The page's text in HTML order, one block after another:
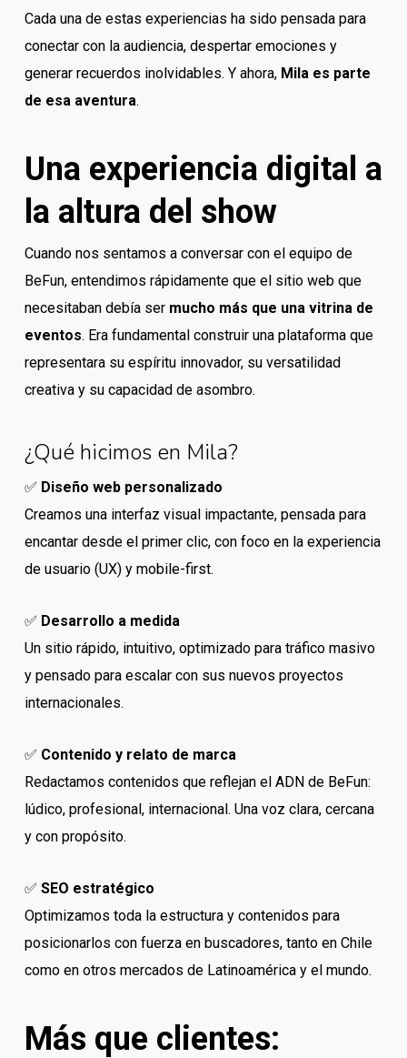
Cada una de estas experiencias ha sido pensada para
conectar con la audiencia, despertar emociones y
generar recuerdos inolvidables. Y ahora, Mila es parte
de esa aventura.
Una experiencia digital a
la altura del show
Cuando nos sentamos a conversar con el equipo de
BeFun, entendimos rápidamente que el sitio web que
necesitaban debía ser mucho más que una vitrina de
eventos. Era fundamental construir una plataforma que
representara su espíritu innovador, su versatilidad
creativa y su capacidad de asombro.
¿Qué hicimos en Mila?
✅ Diseño web personalizado
Creamos una interfaz visual impactante, pensada para
encantar desde el primer clic, con foco en la experiencia
de usuario (UX) y mobile-first.
✅ Desarrollo a medida
Un sitio rápido, intuitivo, optimizado para tráfico masivo
y pensado para escalar con sus nuevos proyectos
internacionales.
✅ Contenido y relato de marca
Redactamos contenidos que reflejan el ADN de BeFun:
lúdico, profesional, internacional. Una voz clara, cercana
y con propósito.
✅ SEO estratégico
Optimizamos toda la estructura y contenidos para
posicionarlos con fuerza en buscadores, tanto en Chile
como en otros mercados de Latinoamérica y el mundo.
Más que clientes: